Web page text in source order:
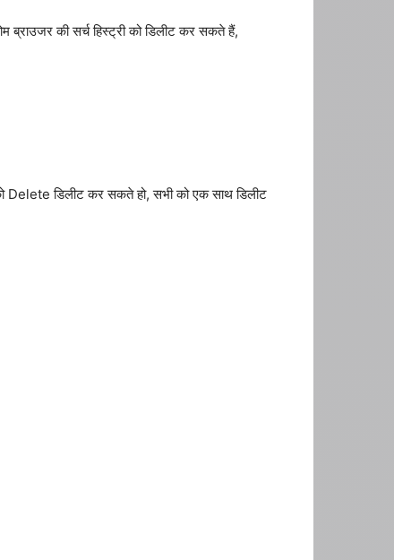
ब्राउजर की सर्च हिस्ट्री को डिलीट कर सकते हैं,
डिलीट कर सकते हो, सभी को एक साथ डिलीट